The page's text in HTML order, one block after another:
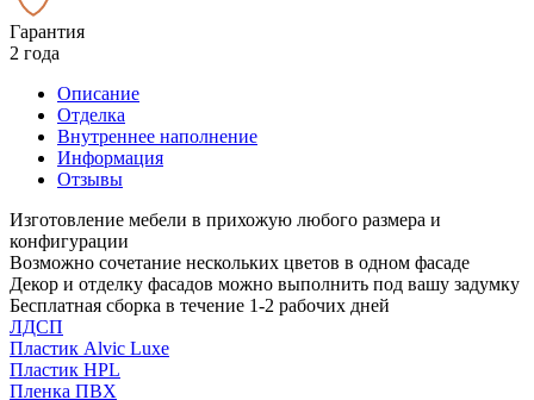
Гарантия
2 года
Описание
Отделка
Внутреннее наполнение
Информация
Отзывы
Изготовление мебели в прихожую любого размера и
конфигурации
Возможно сочетание нескольких цветов в одном фасаде
Декор и отделку фасадов можно выполнить под вашу задумку
Бесплатная сборка в течение 1-2 рабочих дней
ЛДСП
Пластик Alvic Luxe
Пластик HPL
Пленка ПВХ